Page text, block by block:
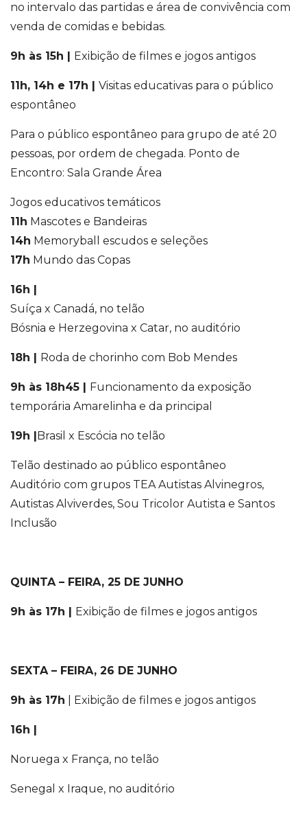
no intervalo das partidas e área de convivência com
venda de comidas e bebidas.
9h às 15h | Exibição de filmes e jogos antigos
11h, 14h e 17h | Visitas educativas para o público
espontâneo
Para o público espontâneo para grupo de até 20
pessoas, por ordem de chegada. Ponto de
Encontro: Sala Grande Área
Jogos educativos temáticos
11h Mascotes e Bandeiras
14h Memoryball escudos e seleções
17h Mundo das Copas
16h |
Suíça x Canadá, no telão
Bósnia e Herzegovina x Catar, no auditório
18h | Roda de chorinho com Bob Mendes
9h às 18h45
Funcionamento da exposição
temporária Amarelinha e da principal
19h | Brasil x Escócia no telão
Telão destinado ao público espontâneo
Auditório com grupos TEA Autistas Alvinegros,
Autistas Alviverdes, Sou Tricolor Autista e Santos
Inclusão
QUINTA – FEIRA, 25 DE JUNHO
9h às 17h | Exibição de filmes e jogos antigos
SEXTA – FEIRA, 26 DE JUNHO
9h às 17h | Exibição de filmes e jogos antigos
16h |
Noruega x França, no telão
Senegal x Iraque, no auditório